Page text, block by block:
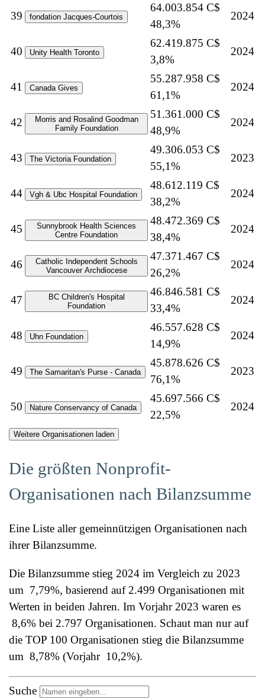
39 fondation Jacques-Courtois
64.003.854 C$
48,3%
2024
40 Unity Health Toronto
62.419.875 C$
3,8%
2024
41 Canada Gives
55.287.958 C$
61,1%
2024
42
Morris and Rosalind Goodman
Family Foundation
51.361.000 C$
48,9%
2024
43 The Victoria Foundation
49.306.053 C$
55,1%
2023
44 Vgh & Ubc Hospital Foundation
48.612.119 C$
38,2%
2024
45
Sunnybrook Health Sciences
Centre Foundation
48.472.369 C$
38,4%
2024
46
Catholic Independent Schools
Vancouver Archdiocese
47.371.467 C$
26,2%
2024
47
BC Children's Hospital
Foundation
46.846.581 C$
33,4%
2024
48 Uhn Foundation
46.557.628 C$
14,9%
2024
49 The Samaritan's Purse - Canada
45.878.626 C$
76,1%
2023
50 Nature Conservancy of Canada
45.697.566 C$
22,5%
2024
Weitere Organisationen laden
Die größten Nonprofit-
Organisationen nach Bilanzsumme
Eine Liste aller gemeinnützigen Organisationen nach
ihrer Bilanzsumme.
Die Bilanzsumme stieg 2024 im Vergleich zu 2023
um 7,79%, basierend auf 2.499 Organisationen mit
Werten in beiden Jahren. Im Vorjahr 2023 waren es
8,6% bei 2.797 Organisationen. Schaut man nur auf
die TOP 100 Organisationen stieg die Bilanzsumme
um 8,78% (Vorjahr 10,2%).
Suche